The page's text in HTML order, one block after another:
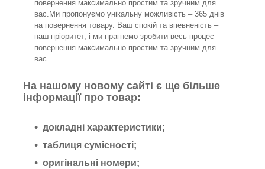
повернення максимально простим та зручним для
вас.Ми пропонуємо унікальну можливість – 365 днів
на повернення товару. Ваш спокій та впевненість –
наш пріоритет, і ми прагнемо зробити весь процес
повернення максимально простим та зручним для
вас.
На нашому новому сайті є ще більше
інформації про товар:
докладні характеристики;
таблиця сумісності;
оригінальні номери;